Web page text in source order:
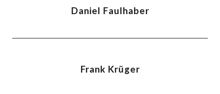
Daniel Faulhaber
Frank Krüger